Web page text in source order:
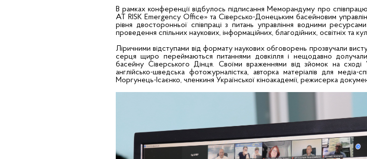
В рамках конференції відбулось підписання Меморандуму про
AT RISK Emergency Office» та Сіверсько-Донецьким басейновим
рівня двосторонньої співпраці з питань управління водними
проведення спільних наукових, інформаційних, благодійних, освітніх та
Ліричними відступами від формату наукових обговорень прозвучали
серця щиро переймаються питаннями довкілля і нещодавно
басейну Сіверського Дінця. Своїми враженнями від зйомок на сході
англійсько-шведська фотожурналістка, авторка матеріалів для
Моргунець-Ісаєнко, членкиня Української кіноакадемії, режисерка